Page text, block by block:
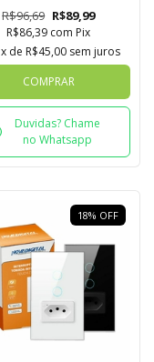
R$96,69 R$89,99
R$86,39 com Pix
x de R$45,00 sem juros
COMPRAR
Duvidas? Chame
no Whatsapp
18% OFF